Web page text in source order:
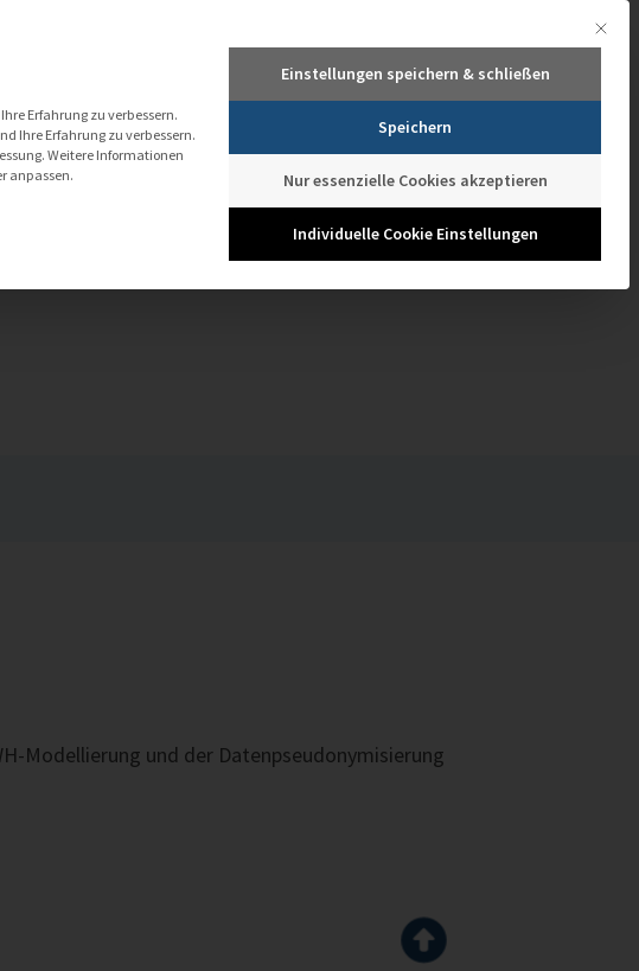
info@it-novum.com
TRAININGS ACADEMY MEDIATHEK
machen
Modellierung und der Datenpseudonymisierung
Mit
Erfahrung zu verbessern.
Ihre Erfahrung zu verbessern.
Weitere Informationen
anpassen.
Einstellungen speichern & schließen
Speichern
Nur essenzielle Cookies akzeptieren
Individuelle Cookie Einstellungen